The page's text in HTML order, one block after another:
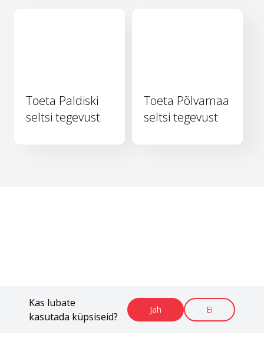
Kas lubate
kasutada küpsiseid?
Jah Ei
Toeta Paldiski
seltsi tegevust
Toeta Põlvamaa
seltsi tegevust